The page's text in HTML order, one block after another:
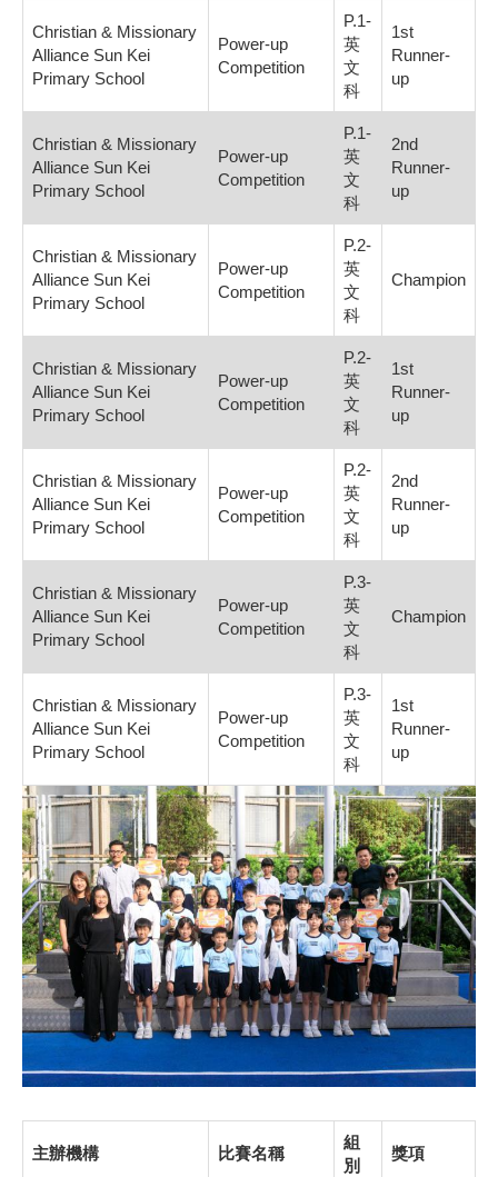
Christian & Missionary
Alliance Sun Kei
Primary School
Power-up
Competition
P.1-
英
文
科
1st
Runner-
up
Christian & Missionary
Alliance Sun Kei
Primary School
Power-up
Competition
P.1-
英
文
科
2nd
Runner-
up
Christian & Missionary
Alliance Sun Kei
Primary School
Power-up
Competition
P.2-
英
文
科
Champion
Christian & Missionary
Alliance Sun Kei
Primary School
Power-up
Competition
P.2-
英
文
科
1st
Runner-
up
Christian & Missionary
Alliance Sun Kei
Primary School
Power-up
Competition
P.2-
英
文
科
2nd
Runner-
up
Christian & Missionary
Alliance Sun Kei
Primary School
Power-up
Competition
P.3-
英
文
科
Champion
Christian & Missionary
Alliance Sun Kei
Primary School
Power-up
Competition
P.3-
英
文
科
1st
Runner-
up
主辦機構 比賽名稱
組
別
獎項